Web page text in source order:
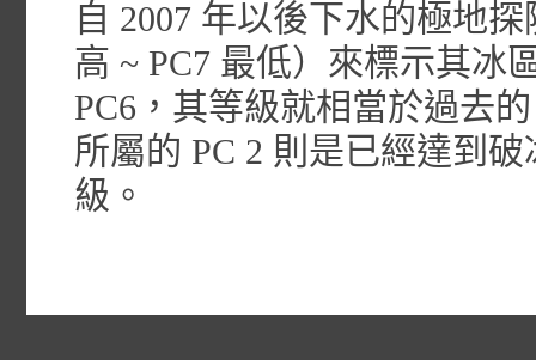
自 2007 年以後下水的極地
高 ~ PC7 最低）來標示其冰
PC6，其等級就相當於過去的
所屬的 PC 2 則是已經達到
級。